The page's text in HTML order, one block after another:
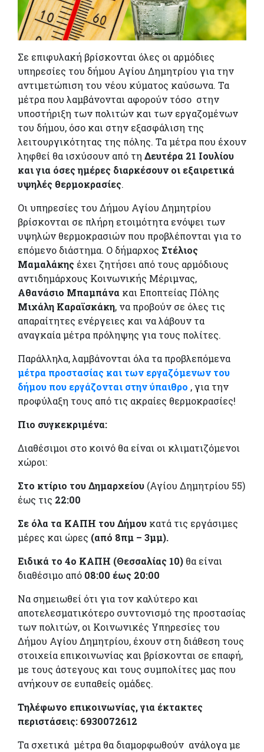
Σε επιφυλακή βρίσκονται όλες οι αρμόδιες
υπηρεσίες του δήμου Αγίου Δημητρίου για την
αντιμετώπιση του νέου κύματος καύσωνα. Τα
μέτρα που λαμβάνονται αφορούν τόσο στην
υποστήριξη των πολιτών και των εργαζομένων
του δήμου, όσο και στην εξασφάλιση της
λειτουργικότητας της πόλης. Τα μέτρα που έχουν
ληφθεί θα ισχύσουν από τη Δευτέρα 21 Ιουλίου
και για όσες ημέρες διαρκέσουν οι εξαιρετικά
υψηλές θερμοκρασίες.
Οι υπηρεσίες του Δήμου Αγίου Δημητρίου
βρίσκονται σε πλήρη ετοιμότητα ενόψει των
υψηλών θερμοκρασιών που προβλέπονται για το
επόμενο διάστημα. Ο δήμαρχος Στέλιος
Μαμαλάκης έχει ζητήσει από τους αρμόδιους
αντιδημάρχους Κοινωνικής Μέριμνας,
Αθανάσιο Μπαμπάνα και Εποπτείας Πόλης
Μιχάλη Καραϊσκάκη, να προβούν σε όλες τις
απαραίτητες ενέργειες και να λάβουν τα
αναγκαία μέτρα πρόληψης για τους πολίτες.
Παράλληλα, λαμβάνονται όλα τα προβλεπόμενα
μέτρα προστασίας και των εργαζόμενων του
δήμου που εργάζονται στην ύπαιθρο , για την
προφύλαξη τους από τις ακραίες θερμοκρασίες!
Πιο συγκεκριμένα:
Διαθέσιμοι στο κοινό θα είναι οι κλιματιζόμενοι
χώροι:
Στο κτίριο του Δημαρχείου (Αγίου Δημητρίου 55)
έως τις 22:00
Σε όλα τα ΚΑΠΗ του Δήμου κατά τις εργάσιμες
μέρες και ώρες (από 8πμ – 3μμ).
Ειδικά το 4ο ΚΑΠΗ (Θεσσαλίας 10) θα είναι
διαθέσιμο από 08:00 έως 20:00
Να σημειωθεί ότι για τον καλύτερο και
αποτελεσματικότερο συντονισμό της προστασίας
των πολιτών, οι Κοινωνικές Υπηρεσίες του
Δήμου Αγίου Δημητρίου, έχουν στη διάθεση τους
στοιχεία επικοινωνίας και βρίσκονται σε επαφή,
με τους άστεγους και τους συμπολίτες μας που
ανήκουν σε ευπαθείς ομάδες.
Τηλέφωνο επικοινωνίας, για έκτακτες
περιστάσεις: 6930072612
Τα σχετικά μέτρα θα διαμορφωθούν ανάλογα με